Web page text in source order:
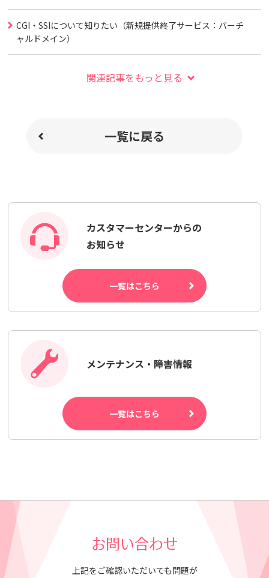
CGI・SSIについて知りたい（新規提供終了サービス：バーチ
ャルドメイン）
関連記事をもっと見る
一覧に戻る
カスタマーセンターからの
お知らせ
一覧はこちら
メンテナンス・障害情報
一覧はこちら
お問い合わせ
上記をご確認いただいても問題が